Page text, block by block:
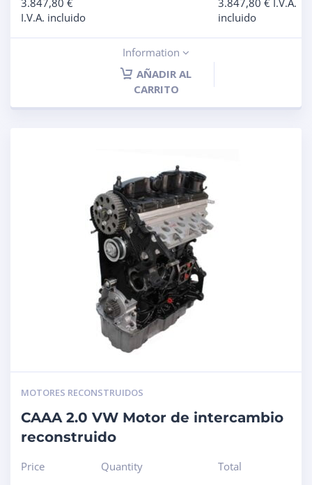
I.V.A. incluido
incluido
Information
AÑADIR AL
CARRITO
MOTORES RECONSTRUIDOS
CAAA 2.0 VW Motor de intercambio
reconstruido
Price
Quantity
Total